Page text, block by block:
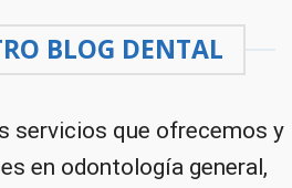
BLOG DENTAL
servicios que ofrecemos y
en odontología general,